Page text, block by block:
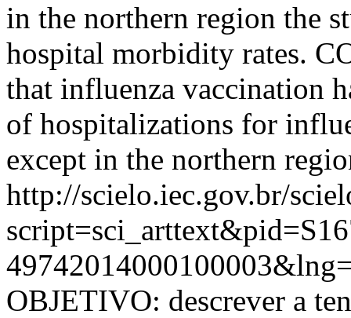
in the northern region the
hospital morbidity rates.
that influenza vaccination
of hospitalizations for
except in the northern
http://scielo.iec.gov.br/
OBJETIVO: descrever a